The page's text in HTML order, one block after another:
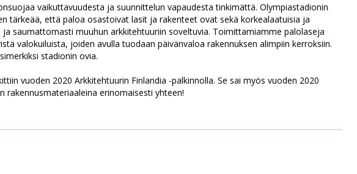
vaikuttavuudesta ja suunnittelun vapaudesta tinkimättä. Olympiastadionin
tärkeää, että paloa osastoivat lasit ja rakenteet ovat sekä korkealaatuisia ja
saumattomasti muuhun arkkitehtuuriin soveltuvia. Toimittamiamme palolaseja
valokuiluista, joiden avulla tuodaan päivänvaloa rakennuksen alimpiin kerroksiin.
stadionin ovia.
vuoden 2020 Arkkitehtuurin Finlandia -palkinnolla. Se sai myös vuoden 2020
rakennusmateriaaleina erinomaisesti yhteen!